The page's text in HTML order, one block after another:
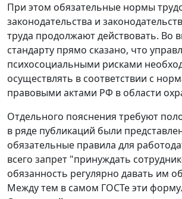
При этом обязательные нормы
законодательства и
труда продолжают действовать. Во
стандарту прямо сказано, что
психосоциальными рисками
осуществлять в соответствии с
правовыми актами РФ в области
Отдельного пояснения требуют
в ряде публикаций были
обязательные правила для
всего запрет "принуждать
обязанность регулярно давать им
Между тем в самом ГОСТе эти